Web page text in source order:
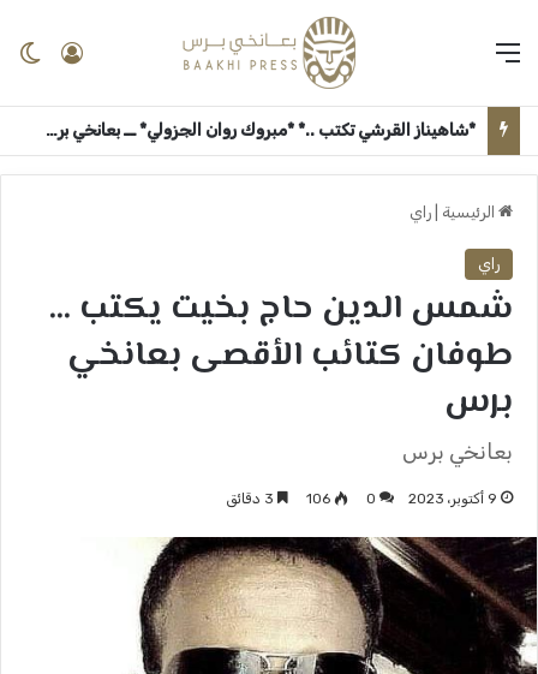
*شاهيناز القرشي تكتب ..* *مبروك روان الجزولي* ــ بعانخي برس
الرئيسية راي
راي
شمس الدين حاج بخيت يكتب …
طوفان كتائب الأقصى بعانخي
برس
بعانخي برس
9 أكتوبر، 2023 0
106